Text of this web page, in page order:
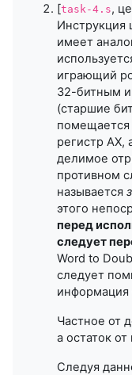
[task-4.s,
Инструкция
имеет
играющий
32-битным и
(старшие
помещается
регистр AX,
делимое
противном
называется
этого
перед
следует
Word to
следует
информация
Частное от
а остаток
Следуя